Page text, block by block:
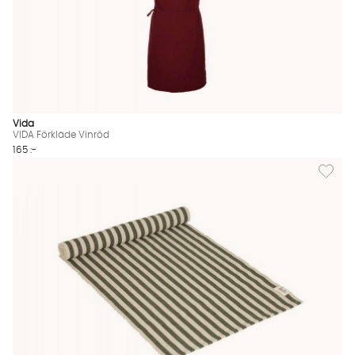
Vida
VIDA Förkläde Vinröd
165 :-
Lägg